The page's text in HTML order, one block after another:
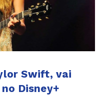
Swift, vai
Disney+